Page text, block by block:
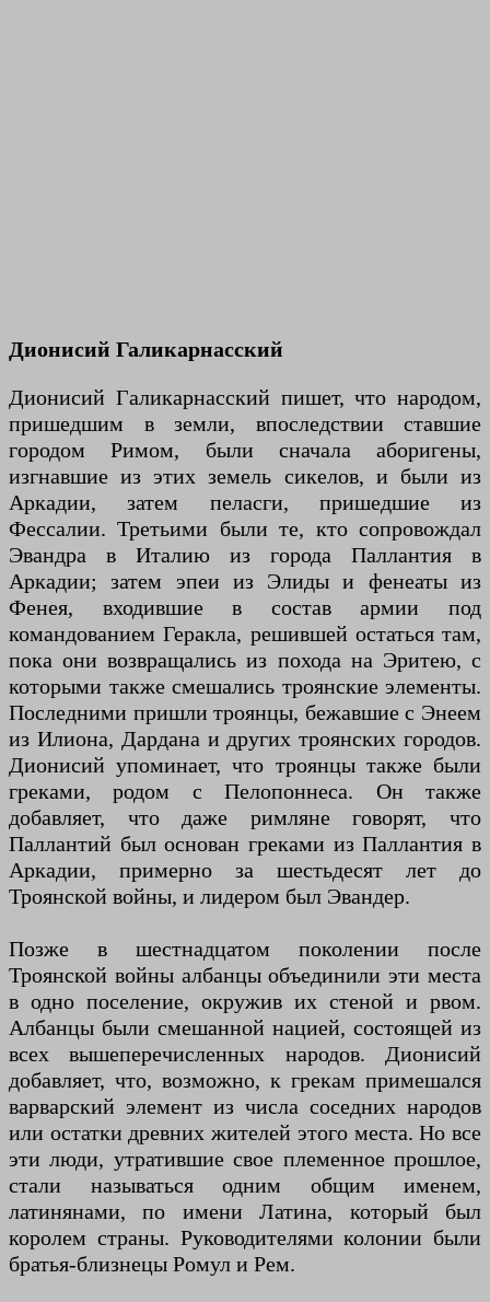
Дионисий Галикарнасский
Дионисий Галикарнасский пишет, что народом,
пришедшим в земли, впоследствии ставшие
городом Римом, были сначала аборигены,
изгнавшие из этих земель сикелов, и были из
Аркадии, затем пеласги, пришедшие из
Фессалии. Третьими были те, кто сопровождал
Эвандра в Италию из города Паллантия в
Аркадии; затем эпеи из Элиды и фенеаты из
Фенея, входившие в состав армии под
командованием Геракла, решившей остаться там,
пока они возвращались из похода на Эритею, с
которыми также смешались троянские элементы.
Последними пришли троянцы, бежавшие с Энеем
из Илиона, Дардана и других троянских городов.
Дионисий упоминает, что троянцы также были
греками, родом с Пелопоннеса. Он также
добавляет, что даже римляне говорят, что
Паллантий был основан греками из Паллантия в
Аркадии, примерно за шестьдесят лет до
Троянской войны, и лидером был Эвандер.
Позже в шестнадцатом поколении после
Троянской войны албанцы объединили эти места
в одно поселение, окружив их стеной и рвом.
Албанцы были смешанной нацией, состоящей из
всех вышеперечисленных народов. Дионисий
добавляет, что, возможно, к грекам примешался
варварский элемент из числа соседних народов
или остатки древних жителей этого места. Но все
эти люди, утратившие свое племенное прошлое,
стали называться одним общим именем,
латинянами, по имени Латина, который был
королем страны. Руководителями колонии были
братья-близнецы Ромул и Рем.